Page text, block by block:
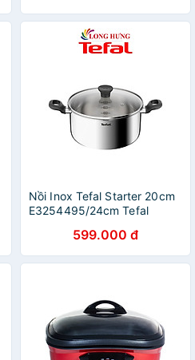
Nồi Inox Tefal Starter 20cm
E3254495/24cm Tefal
599.000 đ